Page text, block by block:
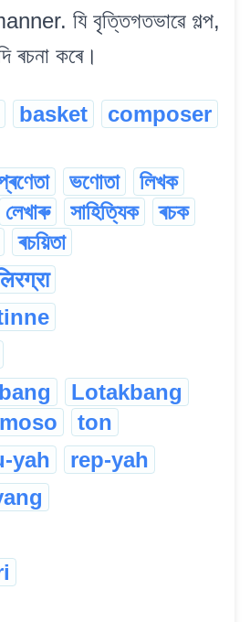
যি বৃত্তিগতভাৱে গল্প,
ৰচনা কৰে।
basket
composer
ভণোতা
লিখক
লেখাৰু সাহিত্যিক
ৰচক
ৰচয়িতা
Lotakbang
ton
yah rep-yah